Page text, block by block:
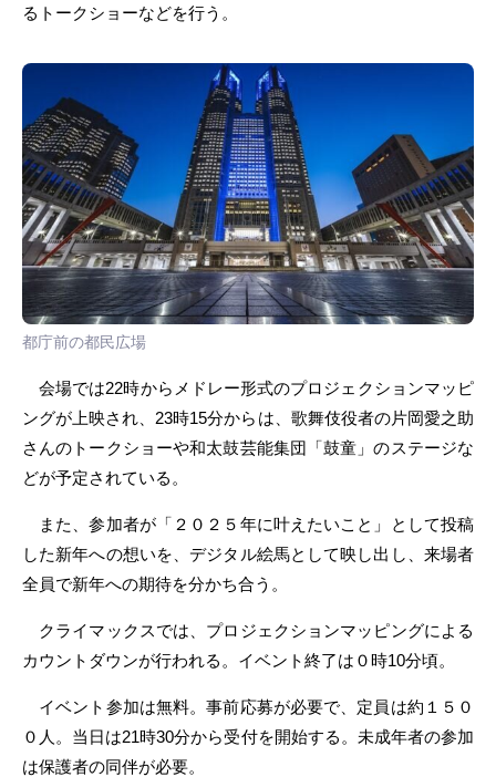
るトークショーなどを行う。
都庁前の都民広場
会場では22時からメドレー形式のプロジェクションマッピ
ングが上映され、23時15分からは、歌舞伎役者の片岡愛之助
さんのトークショーや和太鼓芸能集団「鼓童」のステージな
どが予定されている。
また、参加者が「２０２５年に叶えたいこと」として投稿
した新年への想いを、デジタル絵馬として映し出し、来場者
全員で新年への期待を分かち合う。
クライマックスでは、プロジェクションマッピングによる
カウントダウンが行われる。イベント終了は０時10分頃。
イベント参加は無料。事前応募が必要で、定員は約１５０
０人。当日は21時30分から受付を開始する。未成年者の参加
は保護者の同伴が必要。